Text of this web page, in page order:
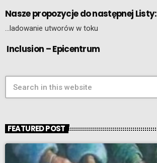
Nasze propozycje do następnej Listy:
…ladowanie utworów w toku
Inclusion – Epicentrum
FEATURED POST